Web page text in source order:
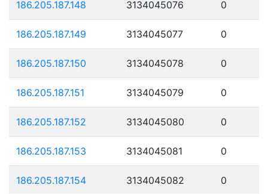
186.205.187.148 3134045076 0
186.205.187.149 3134045077 0
186.205.187.150 3134045078 0
186.205.187.151 3134045079 0
186.205.187.152 3134045080 0
186.205.187.153 3134045081 0
186.205.187.154 3134045082 0